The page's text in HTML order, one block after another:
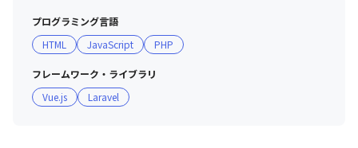
プログラミング言語
HTML
JavaScript PHP
フレームワーク・ライブラリ
Vue.js
Laravel